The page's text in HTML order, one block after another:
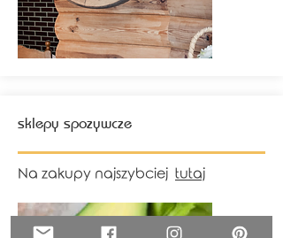
sklepy spozywcze
Na zakupy najszybciej tutaj